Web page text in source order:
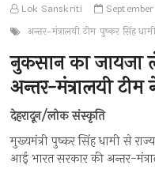
Lok Sanskriti
अन्तर-मंत्रालयी टीम पुष्कर सिंह धामी
नुकसान का जायजा
अन्तर-मंत्रालयी
देहरादून/लोक संस्कृति
मुख्यमंत्री पुष्कर सिंह धामी से
आई भारत सरकार की अन्तर-